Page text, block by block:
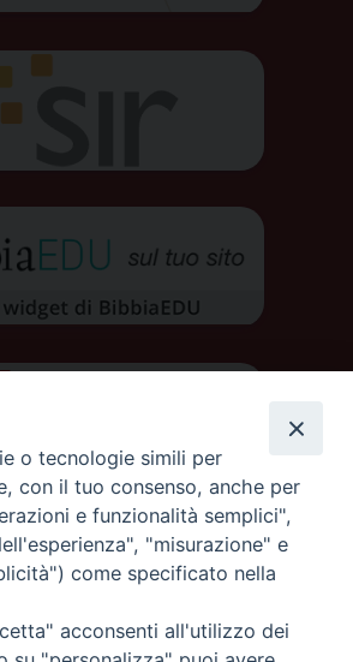
DI AOSTA
o tecnologie simili per
con il tuo consenso, anche per
e funzionalità semplici",
"misurazione" e
come specificato nella
acconsenti all'utilizzo dei